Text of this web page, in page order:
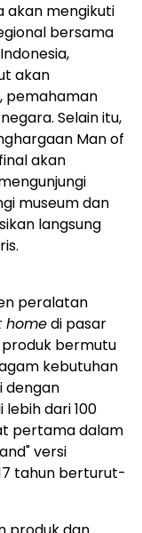
akan mengikuti
bersama
akan
pemahaman
Selain itu,
Man of
akan
museum dan
langsung
peralatan
homedi pasar
bermutu
kebutuhan
dengan
dari 100
pertama dalam
versi
tahun berturut-